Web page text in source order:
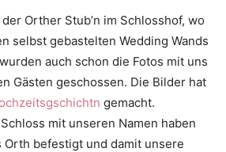
Orther Stub’n im Schlosshof, wo
selbst gebastelten Wedding Wands
auch schon die Fotos mit uns
Gästen geschossen. Die Bilder hat
gemacht.
mit unseren Namen haben
befestigt und damit unsere